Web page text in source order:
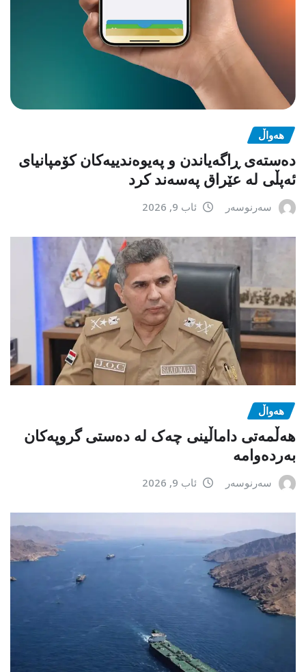
هەواڵ
دەستەی ڕاگەیاندن و پەیوەندییەکان کۆمپانیای
ئەپڵی لە عێراق پەسەند کرد
سەرنوسەر ئاب 9, 2026
هەواڵ
هەڵمەتی داماڵینی چەک لە دەستی گروپەکان
بەردەوامە
سەرنوسەر ئاب 9, 2026